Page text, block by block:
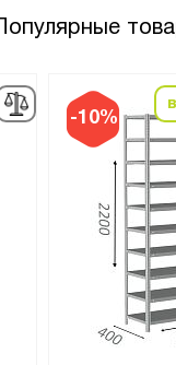
Популярные
-10%